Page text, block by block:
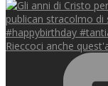
Rieccoci anche